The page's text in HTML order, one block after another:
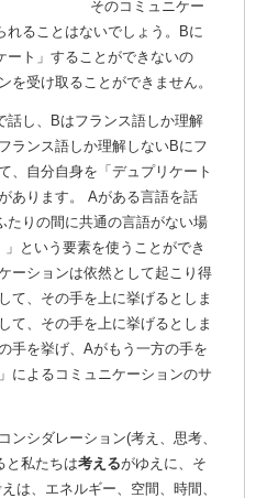
そのコミュニケー
ることはないでしょう。
Bに
ート」することができないの
を受け取ることができません。
話し、Bはフランス語しか理解
ランス語しか理解しないBにフ
、自分自身を「デュプリケート
あります。
Aがある言語を話
たりの間に共通の言語がない場
という要素を使うことができ
ーションは依然として起こり得
て、その手を上に挙げるとしま
て、その手を上に挙げるとしま
手を挙げ、Aがもう一方の手を
によるコミュニケーションのサ
ンシダレーション(考え、思考、
と私たちは考えるがゆえに、そ
は、エネルギー、空間、時間、